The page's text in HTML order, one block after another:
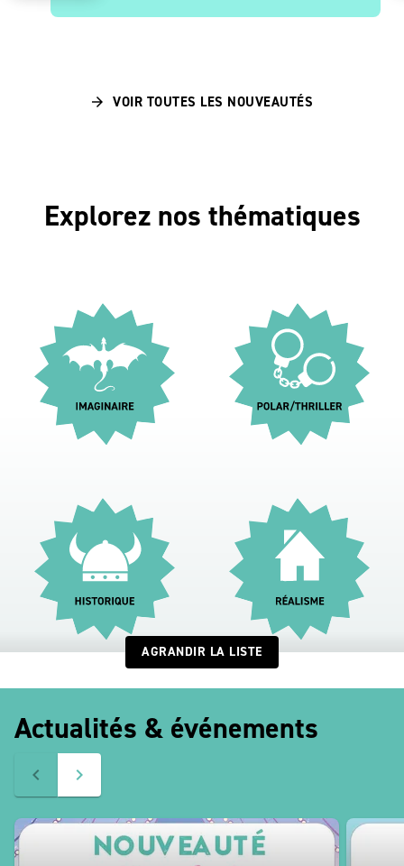
arrow_forward VOIR TOUTES LES NOUVEAUTÉS
Explorez nos thématiques
AGRANDIR LA LISTE
Actualités & événements
navigate_before navigate_next